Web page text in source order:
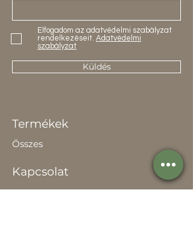
Elfogadom az adatvédelmi szabályzat
rendelkezéseit. Adatvédelmi
szabályzat
Küldés
Termékek
Összes
Kapcsolat
Elérhetőség